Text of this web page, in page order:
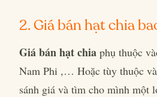
2. Giá bán hạt chia
Giá bán hạt chia phụ thuộc
Nam Phi ,… Hoặc tùy thuộc
sánh giá và tìm cho mình một